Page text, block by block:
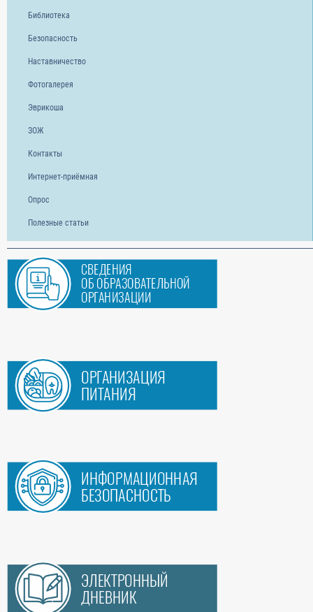
Библиотека
Безопасность
Наставничество
Фотогалерея
Эврикоша
ЗОЖ
Контакты
Интернет-приёмная
Опрос
Полезные статьи